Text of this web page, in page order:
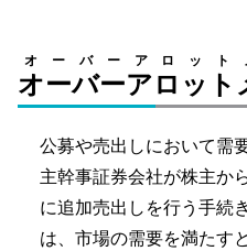
オーバーアロット
オーバーアロット
公募や売出しにおいて需
主幹事証券会社が株主か
に追加売出しを行う手続
は、市場の需要を満たす